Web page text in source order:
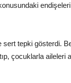
sert tepki gösterdi.
çocuklarla aileleri